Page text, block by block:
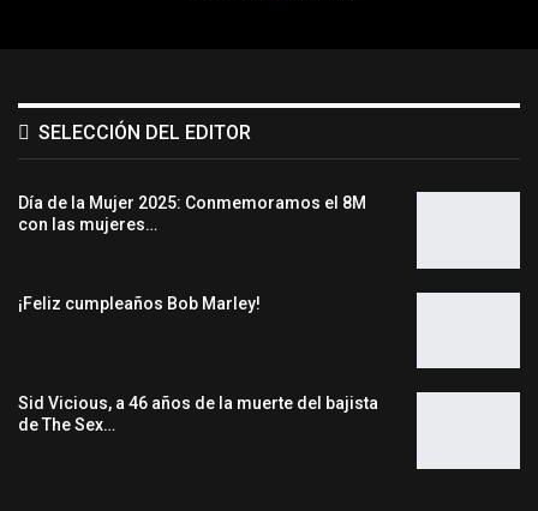
SELECCIÓN DEL EDITOR
Día de la Mujer 2025: Conmemoramos el 8M
con las mujeres…
¡Feliz cumpleaños Bob Marley!
Sid Vicious, a 46 años de la muerte del bajista
de The Sex…